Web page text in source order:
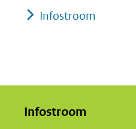
Infostroom
Infostroom